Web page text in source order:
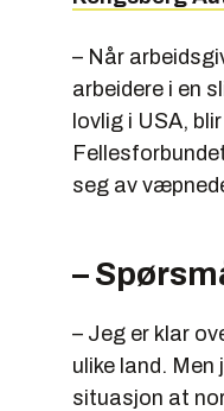
– Når
arbeidere i en
lovlig i USA,
seg av
–
– Jeg er klar
ulike land.
situasjon at